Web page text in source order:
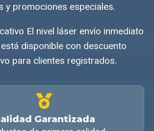
y promociones especiales.
El nivel láser envío inmediato
disponible con descuento
para clientes registrados.
Garantizada